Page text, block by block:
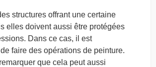
structures offrant une certaine
elles doivent aussi être protégées
Dans ce cas, il est
faire des opérations de peinture.
que cela peut aussi